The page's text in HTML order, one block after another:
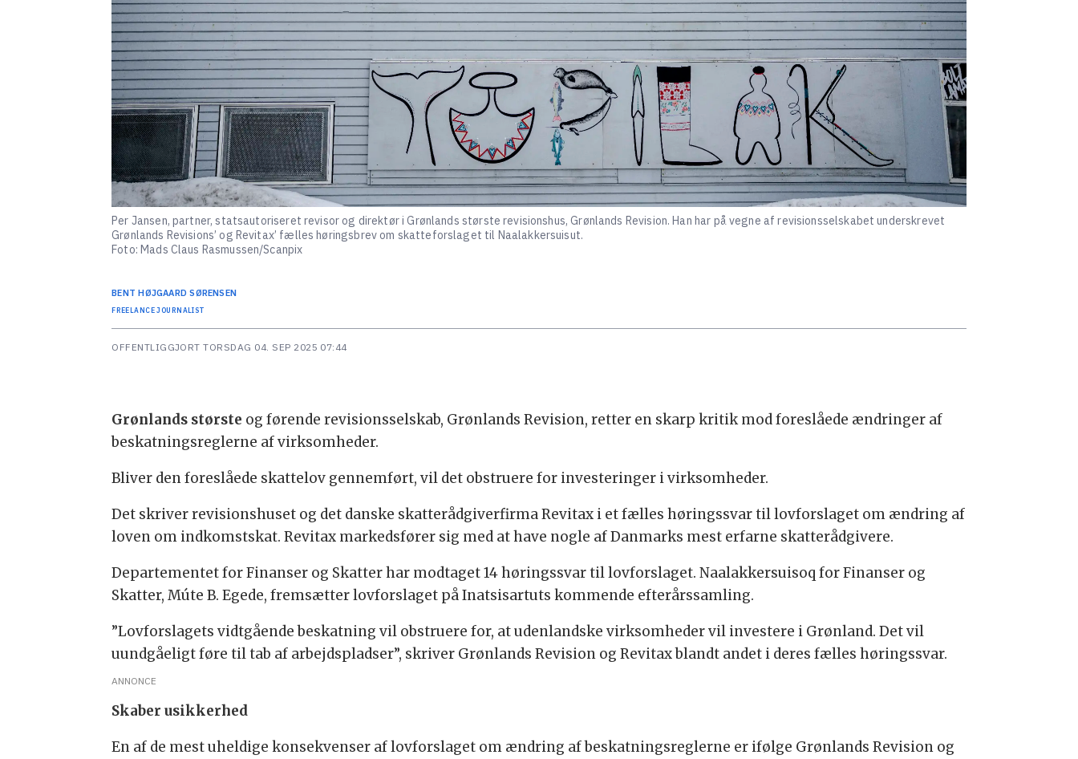
Per Jansen, partner, statsautoriseret revisor og direktør i Grønlands største revisionshus, Grønlands Revision. Han har på vegne af revisionsselskabet underskrevet
Grønlands Revisions’ og Revitax’ fælles høringsbrev om skatteforslaget til Naalakkersuisut.
Foto: Mads Claus Rasmussen/Scanpix
BENT HØJGAARD SØRENSEN
FREELANCE JOURNALIST
OFFENTLIGGJORT TORSDAG 04. SEP 2025 07:44
Grønlands største og førende revisionsselskab, Grønlands Revision, retter en skarp kritik mod foreslåede ændringer af
beskatningsreglerne af virksomheder.
Bliver den foreslåede skattelov gennemført, vil det obstruere for investeringer i virksomheder.
Det skriver revisionshuset og det danske skatterådgiverfirma Revitax i et fælles høringssvar til lovforslaget om ændring af
loven om indkomstskat. Revitax markedsfører sig med at have nogle af Danmarks mest erfarne skatterådgivere.
Departementet for Finanser og Skatter har modtaget 14 høringssvar til lovforslaget. Naalakkersuisoq for Finanser og
Skatter, Múte B. Egede, fremsætter lovforslaget på Inatsisartuts kommende efterårssamling.
”Lovforslagets vidtgående beskatning vil obstruere for, at udenlandske virksomheder vil investere i Grønland. Det vil
uundgåeligt føre til tab af arbejdspladser”, skriver Grønlands Revision og Revitax blandt andet i deres fælles høringssvar.
ANNONCE
Skaber usikkerhed
En af de mest uheldige konsekvenser af lovforslaget om ændring af beskatningsreglerne er ifølge Grønlands Revision og